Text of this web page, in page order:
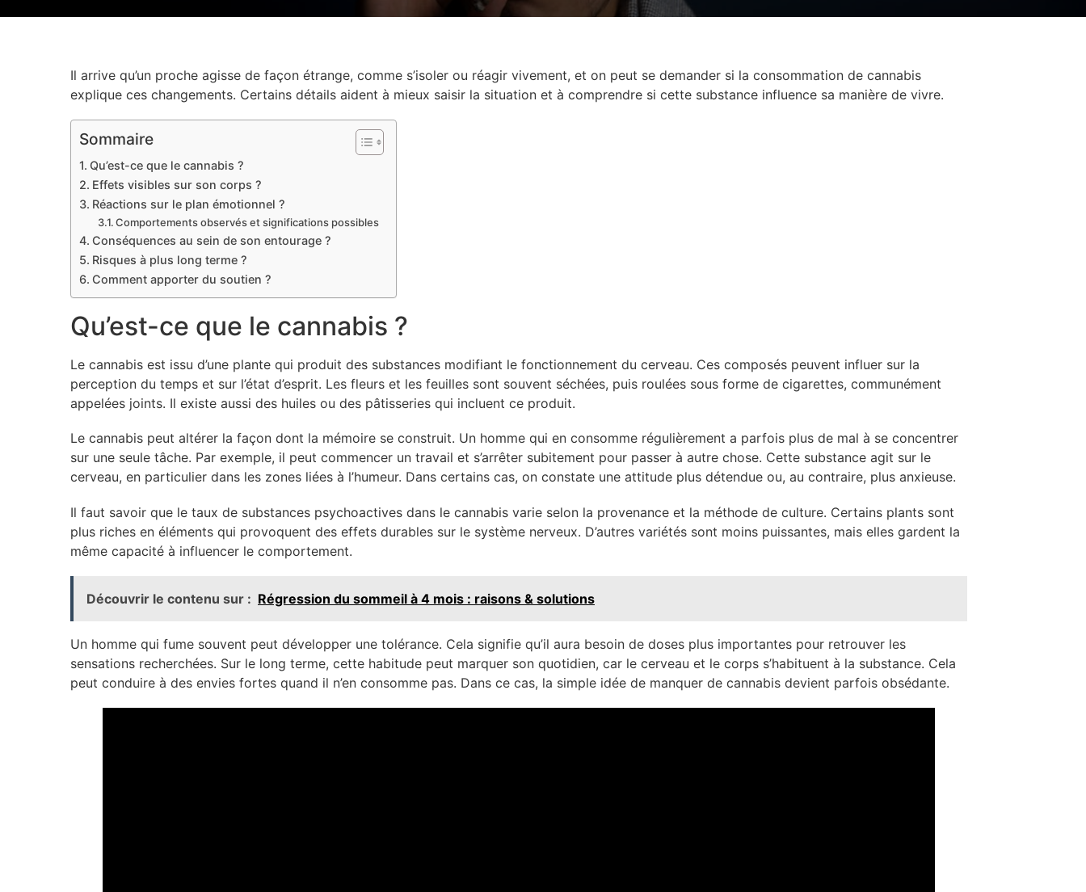
Il arrive qu’un proche agisse de façon étrange, comme s’isoler ou réagir vivement, et on peut se demander si la consommation de cannabis
explique ces changements. Certains détails aident à mieux saisir la situation et à comprendre si cette substance influence sa manière de vivre.
Sommaire
Qu’est-ce que le cannabis ?
Effets visibles sur son corps ?
Réactions sur le plan émotionnel ?
Comportements observés et significations possibles
Conséquences au sein de son entourage ?
Risques à plus long terme ?
Comment apporter du soutien ?
Qu’est-ce que le cannabis ?
Le cannabis est issu d’une plante qui produit des substances modifiant le fonctionnement du cerveau. Ces composés peuvent influer sur la
perception du temps et sur l’état d’esprit. Les fleurs et les feuilles sont souvent séchées, puis roulées sous forme de cigarettes, communément
appelées joints. Il existe aussi des huiles ou des pâtisseries qui incluent ce produit.
Le cannabis peut altérer la façon dont la mémoire se construit. Un homme qui en consomme régulièrement a parfois plus de mal à se concentrer
sur une seule tâche. Par exemple, il peut commencer un travail et s’arrêter subitement pour passer à autre chose. Cette substance agit sur le
cerveau, en particulier dans les zones liées à l’humeur. Dans certains cas, on constate une attitude plus détendue ou, au contraire, plus anxieuse.
Il faut savoir que le taux de substances psychoactives dans le cannabis varie selon la provenance et la méthode de culture. Certains plants sont
plus riches en éléments qui provoquent des effets durables sur le système nerveux. D’autres variétés sont moins puissantes, mais elles gardent la
même capacité à influencer le comportement.
Découvrir le contenu sur : Régression du sommeil à 4 mois : raisons & solutions
Un homme qui fume souvent peut développer une tolérance. Cela signifie qu’il aura besoin de doses plus importantes pour retrouver les
sensations recherchées. Sur le long terme, cette habitude peut marquer son quotidien, car le cerveau et le corps s’habituent à la substance. Cela
peut conduire à des envies fortes quand il n’en consomme pas. Dans ce cas, la simple idée de manquer de cannabis devient parfois obsédante.